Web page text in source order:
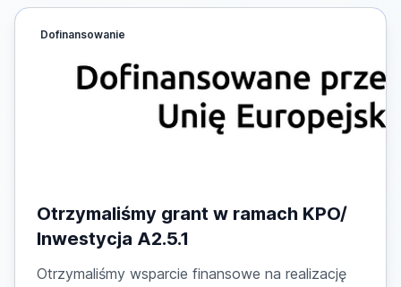
Dofinansowanie
Otrzymaliśmy grant w ramach KPO/
Inwestycja A2.5.1
Otrzymaliśmy wsparcie finansowe na realizację